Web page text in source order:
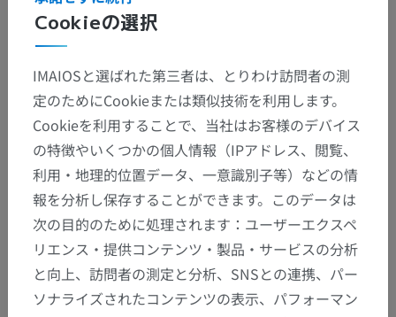
Cookieの選択
IMAIOSと選ばれた第三者は、とりわけ訪問者の測
定のためにCookieまたは類似技術を利用します。
Cookieを利用することで、当社はお客様のデバイス
の特徴やいくつかの個人情報（IPアドレス、閲覧、
利用・地理的位置データ、一意識別子等）などの情
報を分析し保存することができます。このデータは
次の目的のために処理されます：ユーザーエクスペ
リエンス・提供コンテンツ・製品・サービスの分析
と向上、訪問者の測定と分析、SNSとの連携、パー
ソナライズされたコンテンツの表示、パフォーマン